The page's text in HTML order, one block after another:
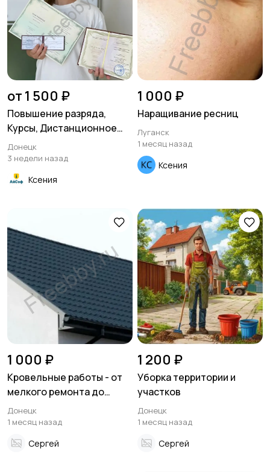
от 1 500 ₽
Повышение разряда,
Курсы, Дистанционное
обучение по рабочим
специальностям
Донецк
3 недели назад
Ксения
1 000 ₽
Наращивание ресниц
Луганск
1 месяц назад
Ксения
1 000 ₽
Кровельные работы - от
мелкого ремонта до
полной замены кровли
Донецк
1 месяц назад
Сергей
1 200 ₽
Уборка территории и
участков
Донецк
1 месяц назад
Сергей